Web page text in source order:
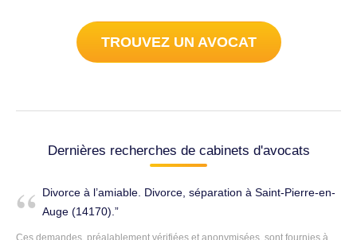
TROUVEZ UN AVOCAT
Dernières recherches de cabinets d'avocats
Divorce à l’amiable. Divorce, séparation à Saint-Pierre-en-
Auge (14170).
Ces demandes, préalablement vérifiées et anonymisées, sont fournies à